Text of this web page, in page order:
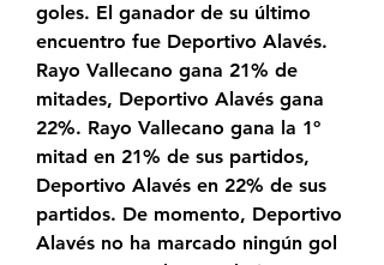
goles. El ganador de su último
encuentro fue Deportivo Alavés.
Rayo Vallecano gana 21% de
mitades, Deportivo Alavés gana
22%. Rayo Vallecano gana la 1º
mitad en 21% de sus partidos,
Deportivo Alavés en 22% de sus
partidos. De momento, Deportivo
Alavés no ha marcado ningún gol